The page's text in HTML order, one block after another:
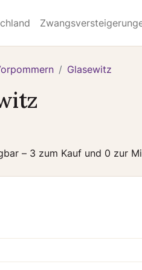
Glasewitz
– 3 zum Kauf und 0 zur